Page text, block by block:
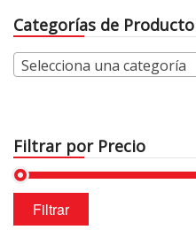
Categorías de Producto
Selecciona una categoría
Filtrar por Precio
Precio
mínimo
Precio
máximo
Filtrar